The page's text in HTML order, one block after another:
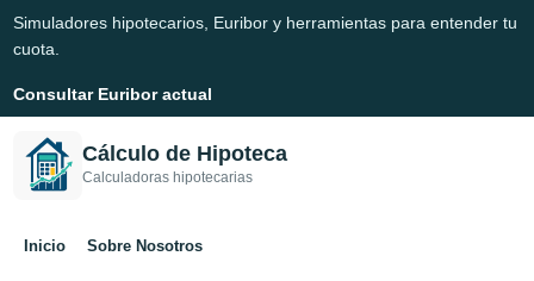
Simuladores hipotecarios, Euribor y herramientas para entender tu
cuota.
Consultar Euribor actual
Cálculo de Hipoteca
Calculadoras hipotecarias
Inicio Sobre Nosotros